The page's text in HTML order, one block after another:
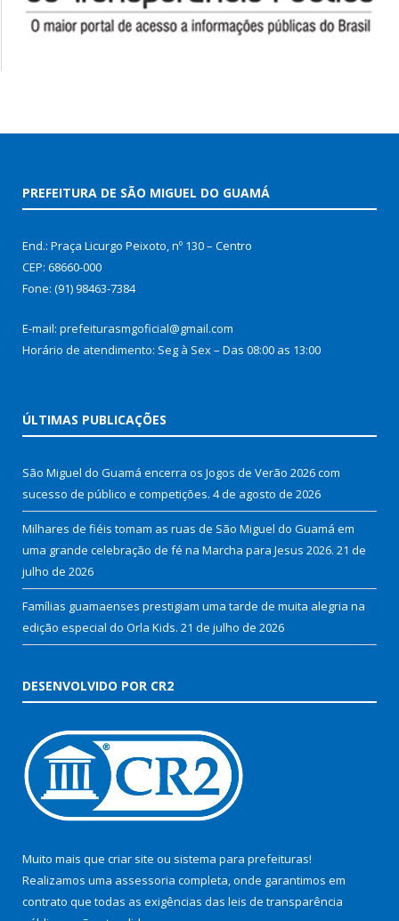
PREFEITURA DE SÃO MIGUEL DO GUAMÁ
End.: Praça Licurgo Peixoto, nº 130 – Centro
CEP: 68660-000
Fone: (91) 98463-7384
E-mail: prefeiturasmgoficial@gmail.com
Horário de atendimento: Seg à Sex – Das 08:00 as 13:00
ÚLTIMAS PUBLICAÇÕES
São Miguel do Guamá encerra os Jogos de Verão 2026 com
sucesso de público e competições. 4 de agosto de 2026
Milhares de fiéis tomam as ruas de São Miguel do Guamá em
uma grande celebração de fé na Marcha para Jesus 2026. 21 de
julho de 2026
Famílias guamaenses prestigiam uma tarde de muita alegria na
edição especial do Orla Kids. 21 de julho de 2026
DESENVOLVIDO POR CR2
Muito mais que criar site ou sistema para prefeituras!
Realizamos uma assessoria completa, onde garantimos em
contrato que todas as exigências das leis de transparência